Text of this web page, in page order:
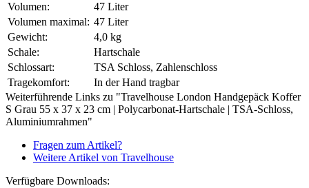
Volumen:
47 Liter
Volumen maximal: 47 Liter
Gewicht:
4,0 kg
Schale:
Hartschale
Schlossart:
TSA Schloss, Zahlenschloss
Tragekomfort:
In der Hand tragbar
Weiterführende Links zu "Travelhouse London Handgepäck Koffer
S Grau 55 x 37 x 23 cm | Polycarbonat-Hartschale | TSA-Schloss,
Aluminiumrahmen"
Fragen zum Artikel?
Weitere Artikel von Travelhouse
Verfügbare Downloads: